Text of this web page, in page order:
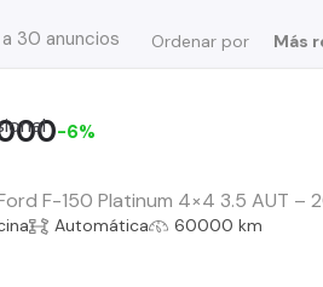
Ordenar por Más
30 anuncios
Ford F-150 Platinum 4×4 3.5 AUT
-6%
Automática 60000 km